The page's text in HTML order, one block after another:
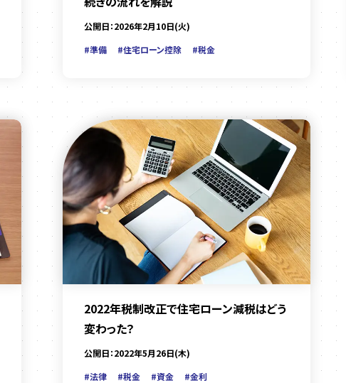
公開日：2026年2月10日(火)
#準備
#住宅ローン控除 #税金
2022年税制改正で住宅ローン減税はどう
変わった？
公開日：2022年5月26日(木)
#法律
#税金 #資金 #金利